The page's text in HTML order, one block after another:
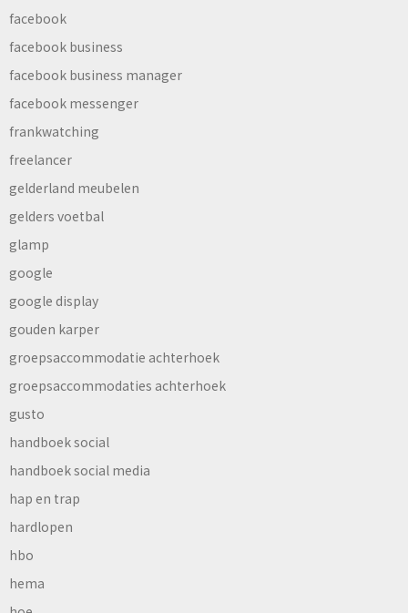
facebook
facebook business
facebook business manager
facebook messenger
frankwatching
freelancer
gelderland meubelen
gelders voetbal
glamp
google
google display
gouden karper
groepsaccommodatie achterhoek
groepsaccommodaties achterhoek
gusto
handboek social
handboek social media
hap en trap
hardlopen
hbo
hema